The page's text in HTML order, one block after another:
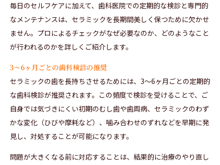
毎日のセルフケアに加えて、歯科医院での定期的な検診と専門的
なメンテナンスは、セラミックを長期間美しく保つために欠かせ
ません。プロによるチェックがなぜ必要なのか、どのようなこと
が行われるのかを詳しくご紹介します。
3〜6ヶ月ごとの歯科検診の推奨
セラミックの歯を長持ちさせるためには、3〜6ヶ月ごとの定期的
な歯科検診が推奨されます。この頻度で検診を受けることで、ご
自身では気づきにくい初期のむし歯や歯周病、セラミックのわず
かな変化（ひびや摩耗など）、噛み合わせのずれなどを早期に発
見し、対処することが可能になります。
問題が大きくなる前に対応することは、結果的に治療のやり直し